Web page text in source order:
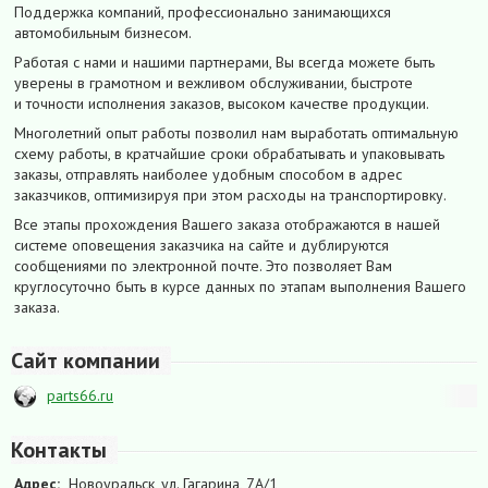
Поддержка компаний, профессионально занимающихся
автомобильным бизнесом.
Работая с нами и нашими партнерами, Вы всегда можете быть
уверены в грамотном и вежливом обслуживании, быстроте
и точности исполнения заказов, высоком качестве продукции.
Многолетний опыт работы позволил нам выработать оптимальную
схему работы, в кратчайшие сроки обрабатывать и упаковывать
заказы, отправлять наиболее удобным способом в адрес
заказчиков, оптимизируя при этом расходы на транспортировку.
Все этапы прохождения Вашего заказа отображаются в нашей
системе оповещения заказчика на сайте и дублируются
сообщениями по электронной почте. Это позволяет Вам
круглосуточно быть в курсе данных по этапам выполнения Вашего
заказа.
Сайт компании
parts66.ru
Контакты
Адрес: Новоуральск, ул. Гагарина, 7А/1